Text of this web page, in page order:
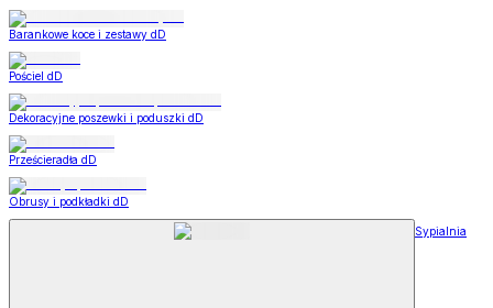
Barankowe koce i zestawy dD
Pościel dD
Dekoracyjne poszewki i poduszki dD
Prześcieradła dD
Obrusy i podkładki dD
Sypialnia